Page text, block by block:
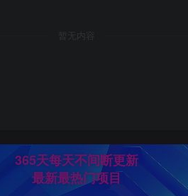
暂无内容
365天每天不间断更新
最新最热门项目